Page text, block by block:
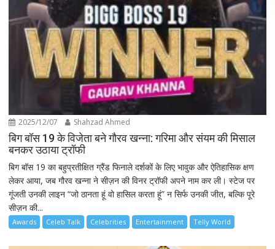
2025/12/07 Shahzad Ahmed
बिग बॉस 19 के विजेता बने गौरव खन्ना: गरिमा और संयम की मिसाल
बनकर उठाया ट्रॉफी
बिग बॉस 19 का बहुप्रतीक्षित ग्रैंड फिनाले दर्शकों के लिए भावुक और ऐतिहासिक क्षण
लेकर आया, जब गौरव खन्ना ने सीज़न की विनर ट्रॉफी अपने नाम कर ली। स्टेज पर
गूंजती उनकी लाइन “जो ठानता हूं वो हासिल करता हूं” न सिर्फ उनकी जीत, बल्कि पूरे
सीज़न की...
Awards Celeb Talk Celebrities Entertainment Telly World